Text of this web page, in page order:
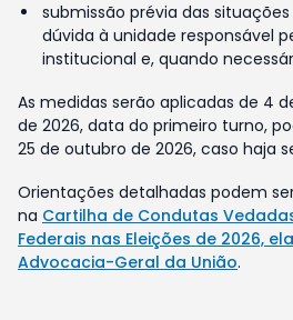
submissão prévia das
dúvida à unidade responsável
institucional e, quando
As medidas serão aplicadas de 4
de 2026, data do primeiro turno,
25 de outubro de 2026, caso haja
Orientações detalhadas podem
na Cartilha de Condutas
Federais nas Eleições de 2026,
Advocacia-Geral da União.